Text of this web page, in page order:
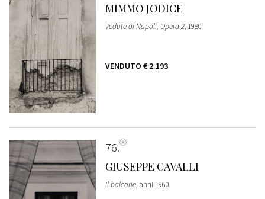
MIMMO JODICE
Vedute di Napoli, Opera 2, 1980
VENDUTO € 2.193
76
GIUSEPPE CAVALLI
Il balcone, anni 1960